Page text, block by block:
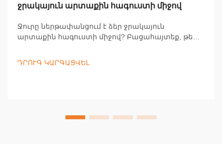
ջրակայուն արտաքին հագուստի միջով
Ջուրը ներթափանցում է ձեր ջրակայուն
արտաքին հագուստի միջով? Բացահայտեք, թե
խոնավ պայմաններում ինքնապաշտպանվելու
ԴՐՈՒԳ ԿԱՐԳԱՑՎԵԼ